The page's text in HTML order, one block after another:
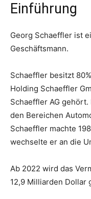
Einführung
Georg Schaeffler ist
Geschäftsmann.
Schaeffler besitzt
Holding Schaeffler
Schaeffler AG
den Bereichen
Schaeffler machte
wechselte er an die
Ab 2022 wird das
12,9 Milliarden Dollar